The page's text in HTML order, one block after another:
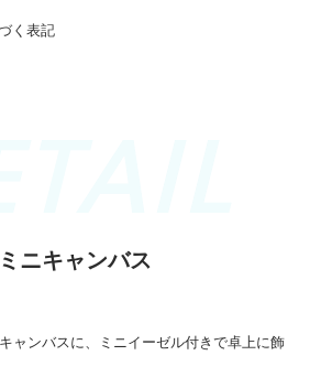
く表記
ミニキャンバス
ャンバスに、ミニイーゼル付きで卓上に飾